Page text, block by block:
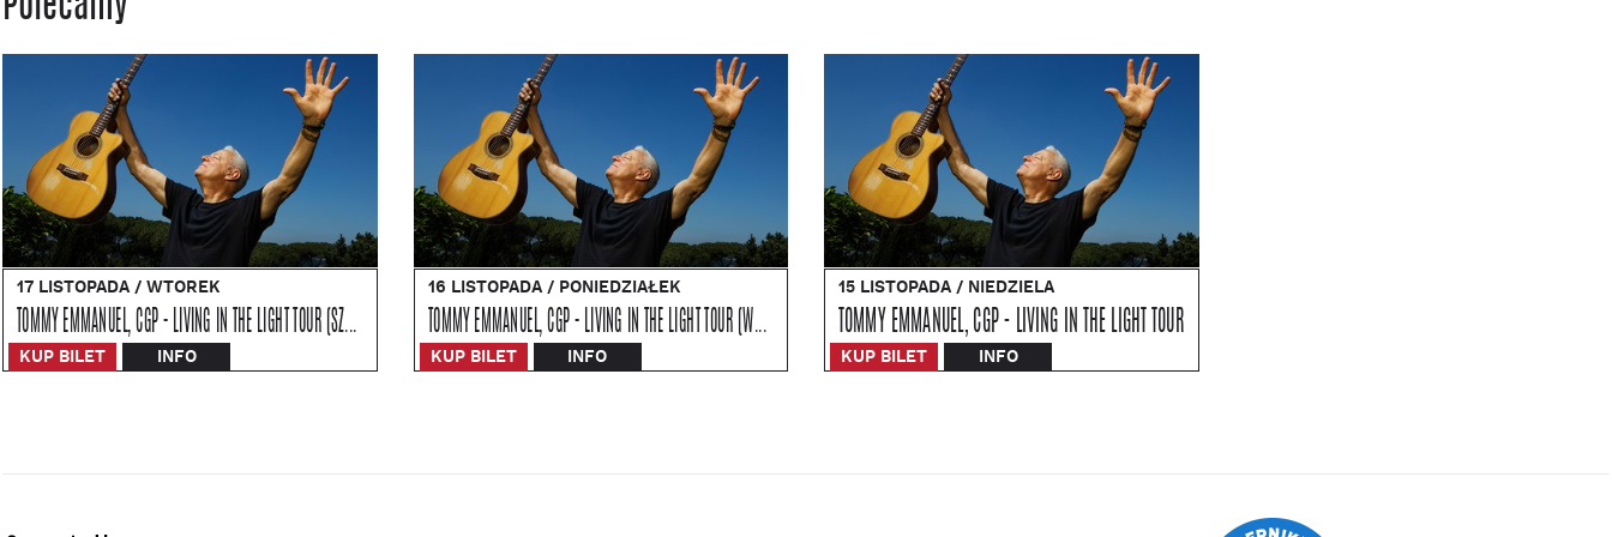
17 LISTOPADA / WTOREK
TOMMY EMMANUEL, CGP - LIVING IN THE LIGHT TOUR (SZCZECIN)
KUP BILET INFO
16 LISTOPADA / PONIEDZIAŁEK
TOMMY EMMANUEL, CGP - LIVING IN THE LIGHT TOUR (WROCŁAW)
KUP BILET INFO
15 LISTOPADA / NIEDZIELA
TOMMY EMMANUEL, CGP - LIVING IN THE LIGHT TOUR
KUP BILET INFO